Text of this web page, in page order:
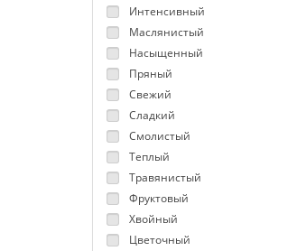
Интенсивный
Маслянистый
Насыщенный
Пряный
Свежий
Сладкий
Смолистый
Теплый
Травянистый
Фруктовый
Хвойный
Цветочный